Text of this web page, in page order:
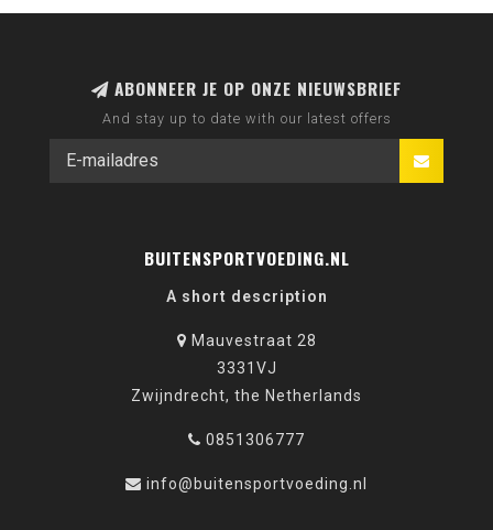
ABONNEER JE OP ONZE NIEUWSBRIEF
And stay up to date with our latest offers
BUITENSPORTVOEDING.NL
A short description
Mauvestraat 28
3331VJ
Zwijndrecht, the Netherlands
0851306777
info@buitensportvoeding.nl